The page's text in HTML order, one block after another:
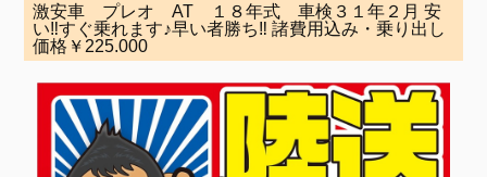
激安車 プレオ AT １８年式 車検３１年２月 安
い‼すぐ乗れます♪早い者勝ち‼ 諸費用込み・乗り出し
価格￥225.000